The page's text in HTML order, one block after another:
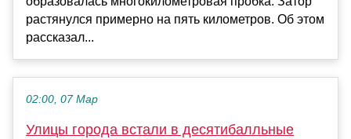
растянулся примерно на пять километров. Об этом
рассказал...
02:00, 07 Мар
Улицы города встали в десятибалльные